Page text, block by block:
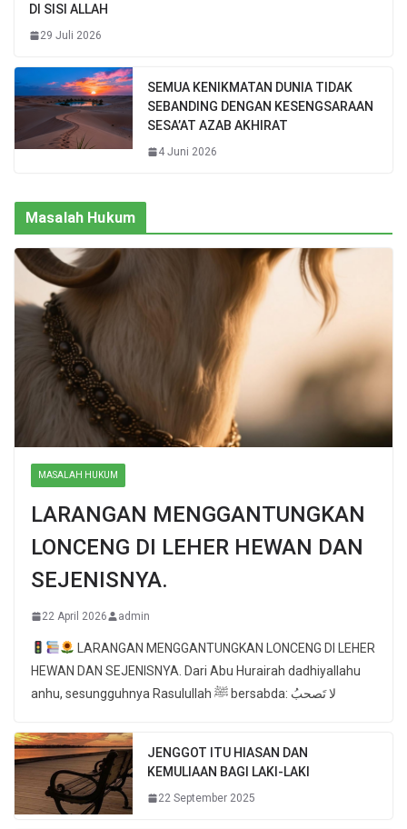
DI SISI ALLAH
29 Juli 2026
SEMUA KENIKMATAN DUNIA TIDAK
SEBANDING DENGAN KESENGSARAAN
SESA’AT AZAB AKHIRAT
4 Juni 2026
Masalah Hukum
MASALAH HUKUM
LARANGAN MENGGANTUNGKAN
LONCENG DI LEHER HEWAN DAN
SEJENISNYA.
22 April 2026 admin
LARANGAN MENGGANTUNGKAN LONCENG DI LEHER
HEWAN DAN SEJENISNYA. Dari Abu Hurairah dadhiyallahu
anhu, sesungguhnya Rasulullah ﷺ bersabda: لا تَصحبُ
JENGGOT ITU HIASAN DAN
KEMULIAAN BAGI LAKI-LAKI
22 September 2025